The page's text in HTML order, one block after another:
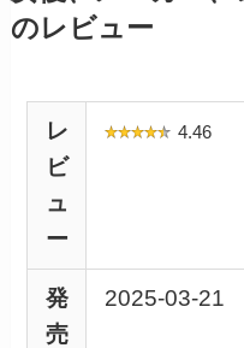
のレビュー
レ
ビ
ュ
ー
4.46
発
売
2025-03-21